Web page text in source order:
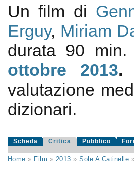
Un film di
Erguy, Miriam
durata 90
ottobre 2013.
valutazione
dizionari.
Scheda Critica Pubblico
Home » Film » 2013 »Sole A Catinelle